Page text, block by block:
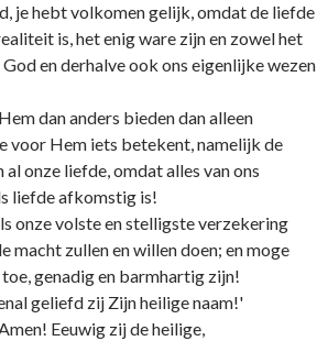
je hebt volkomen gelijk, omdat de liefde
is, het enig ware zijn en zowel het
en derhalve ook ons eigenlijke wezen
dan anders bieden dan alleen
voor Hem iets betekent, namelijk de
onze liefde, omdat alles van ons
liefde afkomstig is!
onze volste en stelligste verzekering
macht zullen en willen doen; en moge
genadig en barmhartig zijn!
geliefd zij Zijn heilige naam!'
Eeuwig zij de heilige,